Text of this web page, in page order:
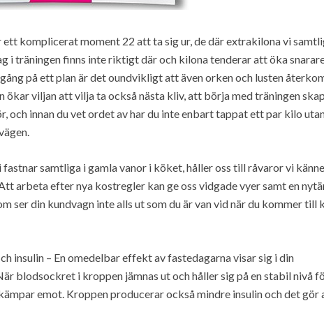
komplicerat moment 22 att ta sig ur, de där extrakilona vi
i träningen finns inte riktigt där och kilona tenderar att öka
på ett plan är det oundvikligt att även orken och lusten
ökar viljan att vilja ta också nästa kliv, att börja med träningen
och innan du vet ordet av har du inte enbart tappat ett par kilo
samtliga i gamla vanor i köket, håller oss till råvaror vi
arbeta efter nya kostregler kan ge oss vidgade vyer samt en
ser din kundvagn inte alls ut som du är van vid när du kommer till
insulin – En omedelbar effekt av fastedagarna visar sig i din
blodsockret i kroppen jämnas ut och håller sig på en stabil nivå
emot. Kroppen producerar också mindre insulin och det